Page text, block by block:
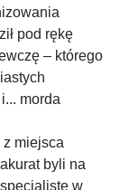
pod rękę
– którego
morda
z miejsca
byli na
w